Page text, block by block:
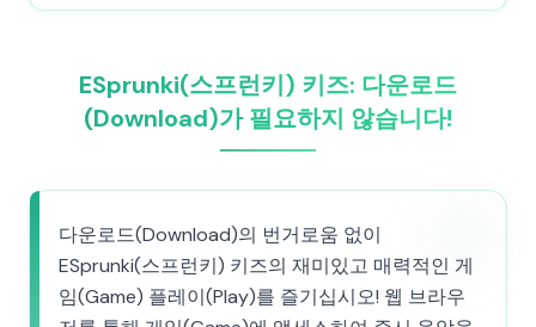
ESprunki(스프런키) 키즈: 다운로드
(Download)가 필요하지 않습니다!
다운로드(Download)의 번거로움 없이
ESprunki(스프런키) 키즈의 재미있고 매력적인 게
임(Game) 플레이(Play)를 즐기십시오! 웹 브라우